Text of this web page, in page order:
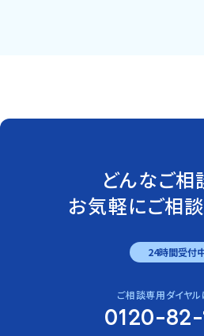
どんなご相
お気軽にご相談
24時間受付
ご相談専用ダイヤル
0120-82-